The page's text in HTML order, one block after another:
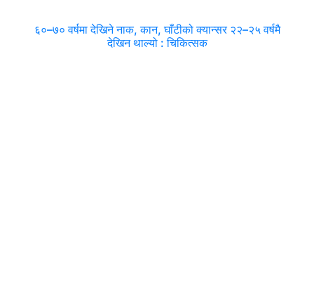
६०–७० वर्षमा देखिने नाक, कान, घाँटीको क्यान्सर २२–२५ वर्षमै
देखिन थाल्यो : चिकित्सक